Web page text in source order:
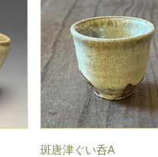
斑唐津ぐい呑A